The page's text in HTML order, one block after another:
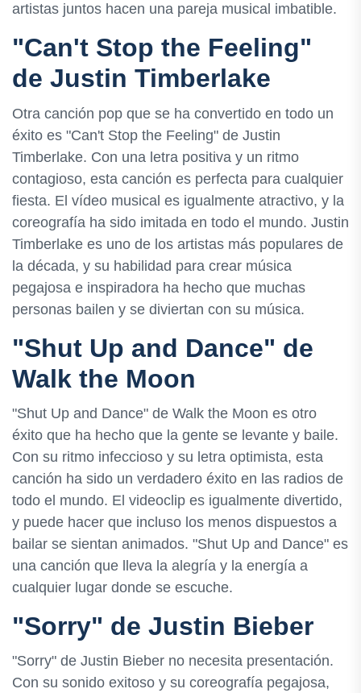
artistas juntos hacen una pareja musical imbatible.
"Can't Stop the Feeling"
de Justin Timberlake
Otra canción pop que se ha convertido en todo un
éxito es "Can't Stop the Feeling" de Justin
Timberlake. Con una letra positiva y un ritmo
contagioso, esta canción es perfecta para cualquier
fiesta. El vídeo musical es igualmente atractivo, y la
coreografía ha sido imitada en todo el mundo. Justin
Timberlake es uno de los artistas más populares de
la década, y su habilidad para crear música
pegajosa e inspiradora ha hecho que muchas
personas bailen y se diviertan con su música.
"Shut Up and Dance" de
Walk the Moon
"Shut Up and Dance" de Walk the Moon es otro
éxito que ha hecho que la gente se levante y baile.
Con su ritmo infeccioso y su letra optimista, esta
canción ha sido un verdadero éxito en las radios de
todo el mundo. El videoclip es igualmente divertido,
y puede hacer que incluso los menos dispuestos a
bailar se sientan animados. "Shut Up and Dance" es
una canción que lleva la alegría y la energía a
cualquier lugar donde se escuche.
"Sorry" de Justin Bieber
"Sorry" de Justin Bieber no necesita presentación.
Con su sonido exitoso y su coreografía pegajosa,